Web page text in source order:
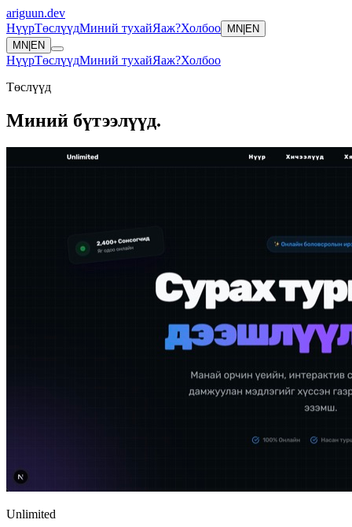
ariguun.dev
НүүрТөслүүдМиний тухайЯаж?Холбоо MN EN
MN EN
НүүрТөслүүдМиний тухайЯаж?Холбоо
Төслүүд
Миний бүтээлүүд.
Unlimited